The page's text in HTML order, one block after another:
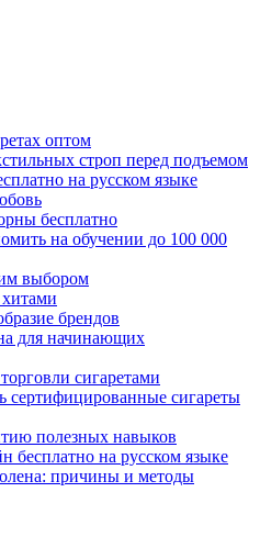
оптом
строп перед подъемом
на русском языке
бесплатно
на обучении до 100 000
выбором
брендов
для начинающих
сигаретами
сертифицированные сигареты
полезных навыков
бесплатно на русском языке
причины и методы